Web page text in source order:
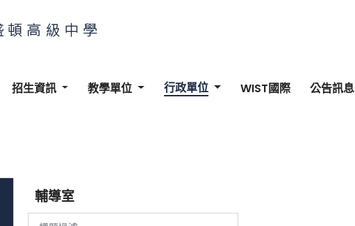
招生資訊 教學單位 行政單位 WIST國際 公告訊息
輔導室
顯